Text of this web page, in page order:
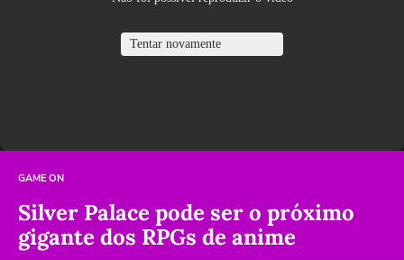
GAME ON
Silver Palace pode ser o próximo
gigante dos RPGs de anime